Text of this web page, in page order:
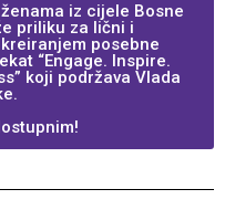
iz cijele Bosne
priliku za lični i
posebne
“Engage. Inspire.
koji podržava Vlada